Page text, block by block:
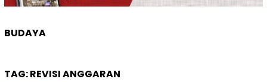
BUDAYA
TAG:REVISI ANGGARAN